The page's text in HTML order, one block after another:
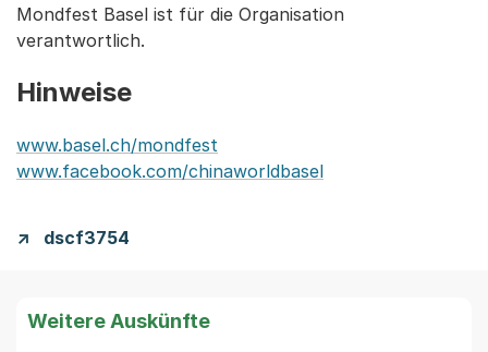
Mondfest Basel ist für die Organisation
verantwortlich.
Hinweise
www.basel.ch/mondfest
www.facebook.com/chinaworldbasel
dscf3754
Weitere Auskünfte